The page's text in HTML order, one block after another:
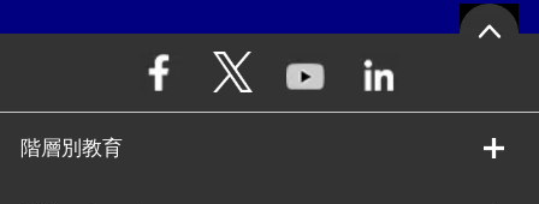
階層別教育